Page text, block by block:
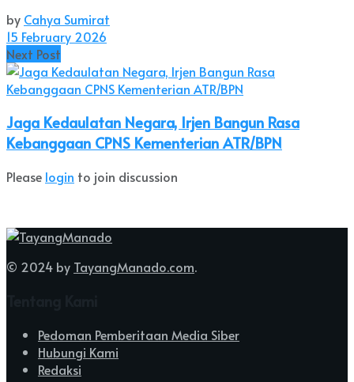
by Cahya Sumirat
15 February 2026
Next Post
Jaga Kedaulatan Negara, Irjen Bangun Rasa
Kebanggaan CPNS Kementerian ATR/BPN
Please login to join discussion
© 2024 by TayangManado.com.
Pedoman Pemberitaan Media Siber
Hubungi Kami
Redaksi